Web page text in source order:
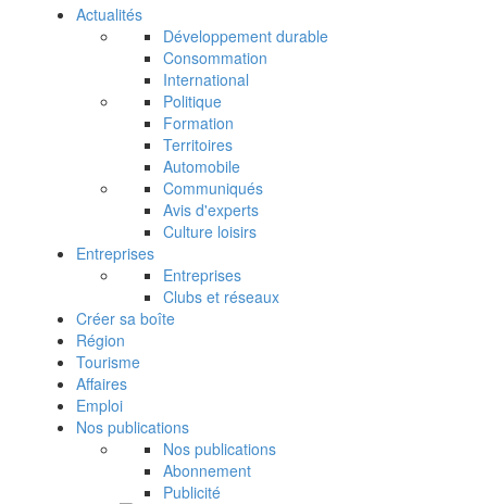
Actualités
Développement durable
Consommation
International
Politique
Formation
Territoires
Automobile
Communiqués
Avis d'experts
Culture loisirs
Entreprises
Entreprises
Clubs et réseaux
Créer sa boîte
Région
Tourisme
Affaires
Emploi
Nos publications
Nos publications
Abonnement
Publicité